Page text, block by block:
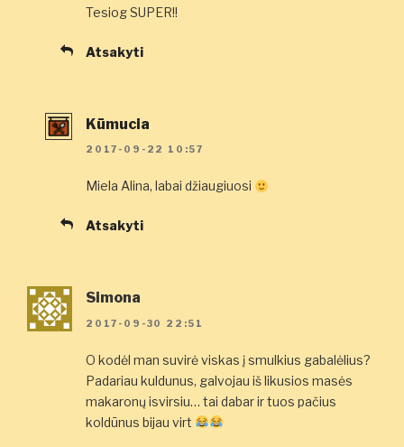
Tesiog SUPER!!
Atsakyti
Kūmucia
2017-09-22 10:57
Miela Alina, labai džiaugiuosi
Atsakyti
Simona
2017-09-30 22:51
O kodėl man suvirė viskas į smulkius gabalėlius?
Padariau kuldunus, galvojau iš likusios masės
makaronų isvirsiu… tai dabar ir tuos pačius
koldūnus bijau virt